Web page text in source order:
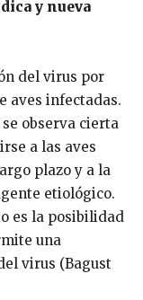
y nueva
del virus por
aves infectadas.
observa cierta
a las aves
plazo y a la
etiológico.
es la posibilidad
una
virus (Bagust